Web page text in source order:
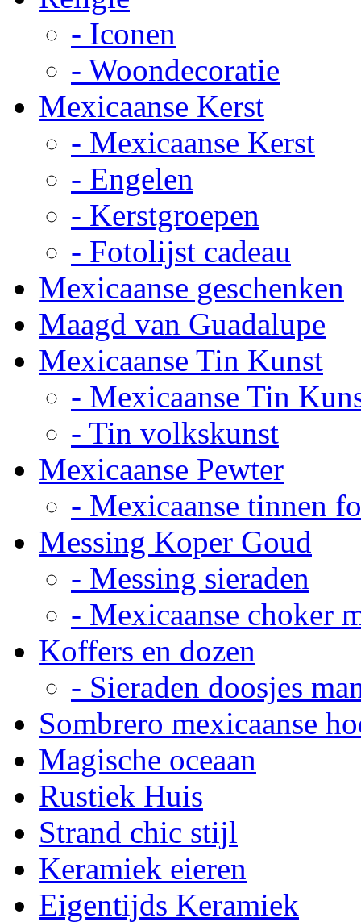
- Iconen
- Woondecoratie
Mexicaanse Kerst
- Mexicaanse Kerst
- Engelen
- Kerstgroepen
- Fotolijst cadeau
Mexicaanse geschenken
Maagd van Guadalupe
Mexicaanse Tin Kunst
- Mexicaanse Tin
- Tin volkskunst
Mexicaanse Pewter
- Mexicaanse tinnen
Messing Koper Goud
- Messing sieraden
- Mexicaanse choker
Koffers en dozen
- Sieraden doosjes
Sombrero mexicaanse
Magische oceaan
Rustiek Huis
Strand chic stijl
Keramiek eieren
Eigentijds Keramiek